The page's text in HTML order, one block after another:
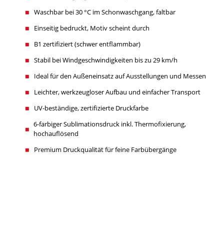
Waschbar bei 30 °C im Schonwaschgang, faltbar
Einseitig bedruckt, Motiv scheint durch
B1 zertifiziert (schwer entflammbar)
Stabil bei Windgeschwindigkeiten bis zu 29 km/h
Ideal für den Außeneinsatz auf Ausstellungen und Messen
Leichter, werkzeugloser Aufbau und einfacher Transport
UV-beständige, zertifizierte Druckfarbe
6-farbiger Sublimationsdruck inkl. Thermofixierung,
hochauflösend
Premium Druckqualität für feine Farbübergänge